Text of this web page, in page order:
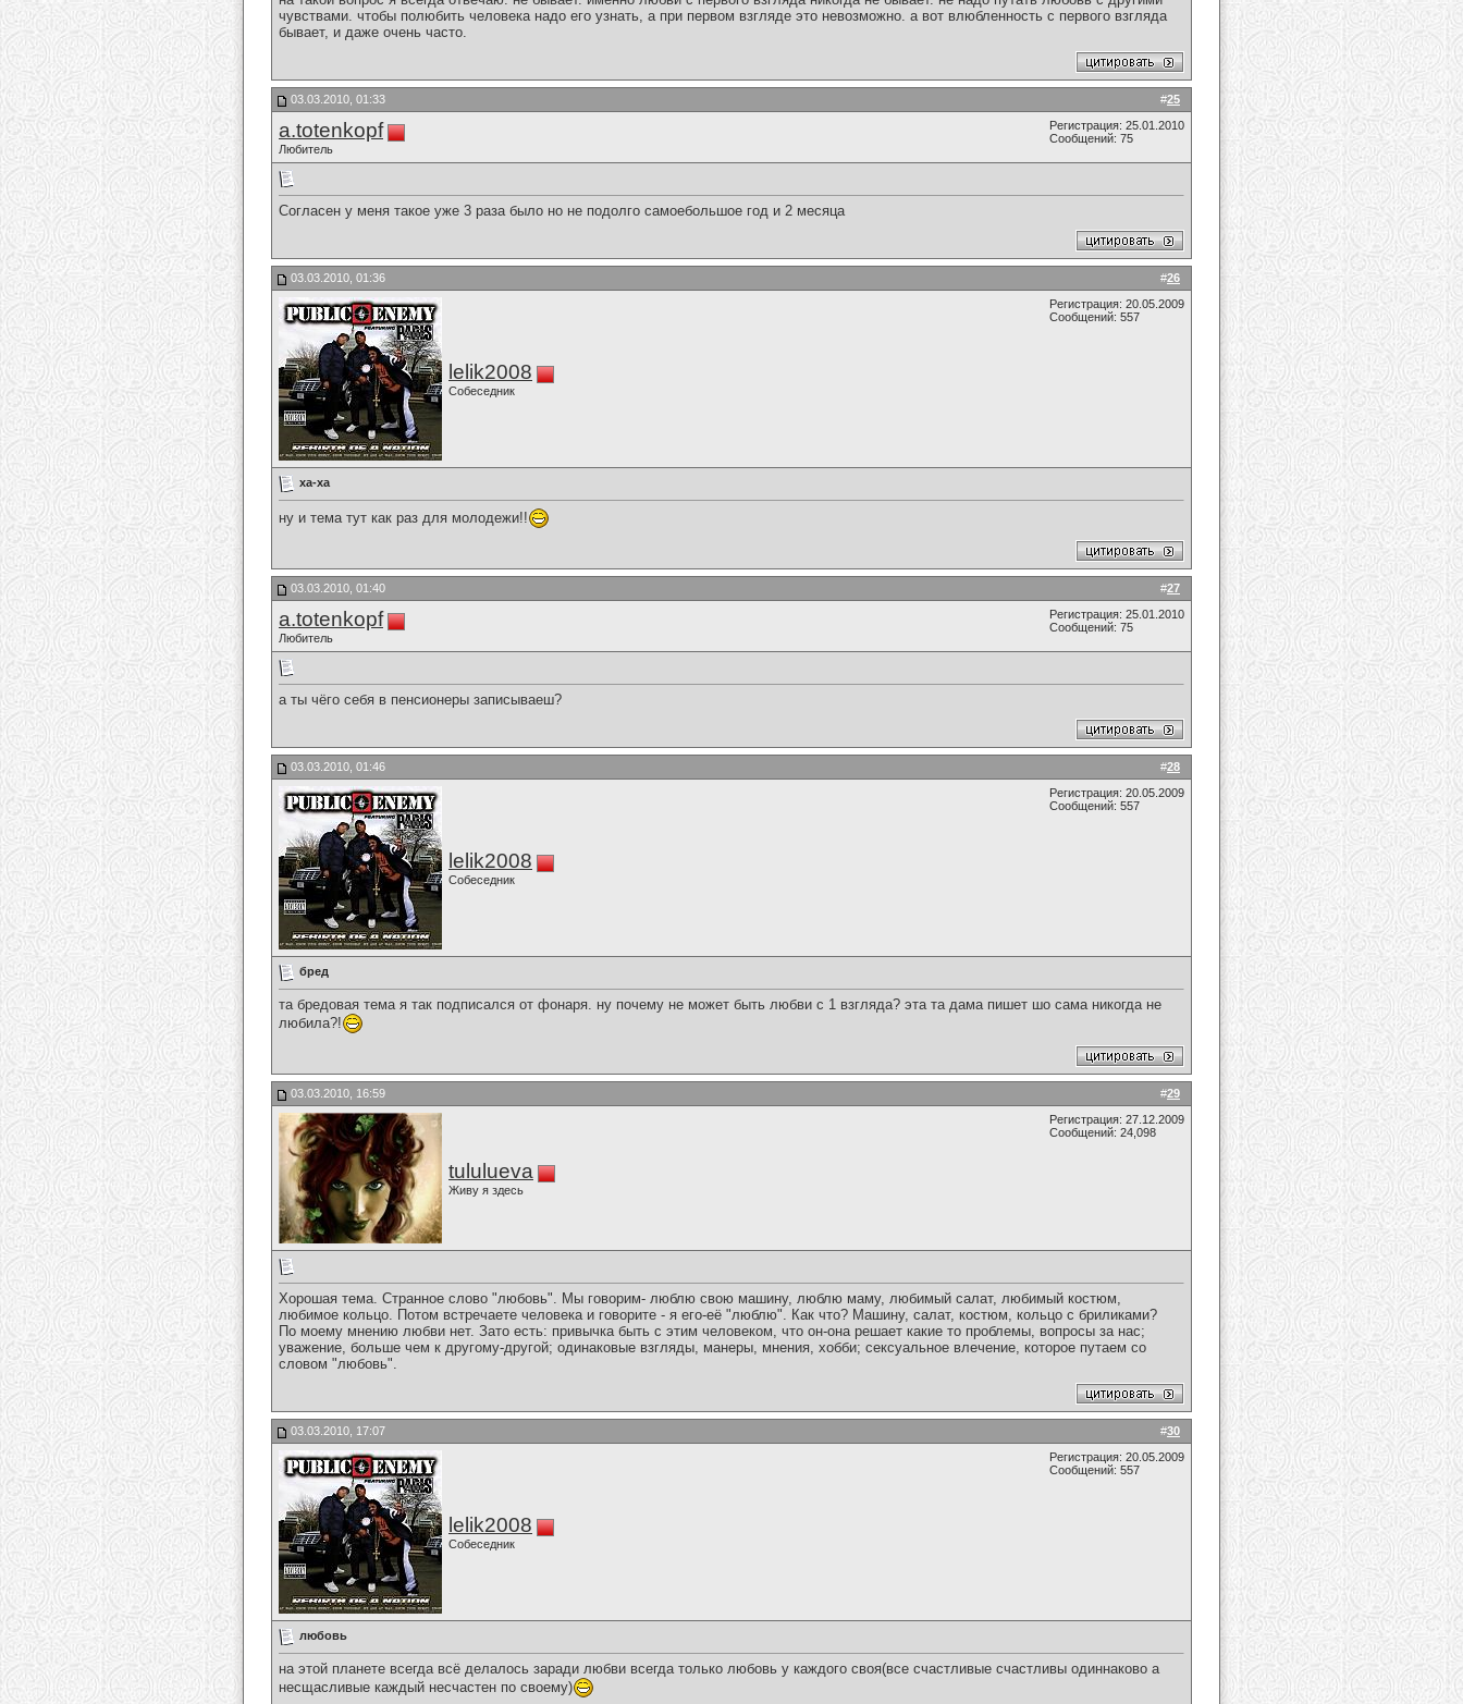
чувствами. чтобы полюбить человека надо его узнать, а при первом взгляде это невозможно. а вот влюбленность с первого взгляда
бывает, и даже очень часто.
#25
03.03.2010, 01:33
a.totenkopf
Любитель
Регистрация: 25.01.2010
Сообщений: 75
Согласен у меня такое уже 3 раза было но не подолго самоебольшое год и 2 месяца
#26
03.03.2010, 01:36
lelik2008
Собеседник
Регистрация: 20.05.2009
Сообщений: 557
ха-ха
ну и тема тут как раз для молодежи!!
#27
03.03.2010, 01:40
a.totenkopf
Любитель
Регистрация: 25.01.2010
Сообщений: 75
а ты чёго себя в пенсионеры записываеш?
#28
03.03.2010, 01:46
lelik2008
Собеседник
Регистрация: 20.05.2009
Сообщений: 557
бред
та бредовая тема я так подписался от фонаря. ну почему не может быть любви с 1 взгляда? эта та дама пишет шо сама никогда не
любила?!
#29
03.03.2010, 16:59
tululueva
Живу я здесь
Регистрация: 27.12.2009
Сообщений: 24,098
Хорошая тема. Странное слово "любовь". Мы говорим- люблю свою машину, люблю маму, любимый салат, любимый костюм,
любимое кольцо. Потом встречаете человека и говорите - я его-её "люблю". Как что? Машину, салат, костюм, кольцо с бриликами?
По моему мнению любви нет. Зато есть: привычка быть с этим человеком, что он-она решает какие то проблемы, вопросы за нас;
уважение, больше чем к другому-другой; одинаковые взгляды, манеры, мнения, хобби; сексуальное влечение, которое путаем со
словом "любовь".
#30
03.03.2010, 17:07
lelik2008
Собеседник
Регистрация: 20.05.2009
Сообщений: 557
любовь
на этой планете всегда всё делалось заради любви всегда только любовь у каждого своя(все счастливые счастливы одиннаково а
несщасливые каждый несчастен по своему)